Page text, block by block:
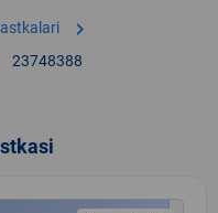
chevron_right
23748388